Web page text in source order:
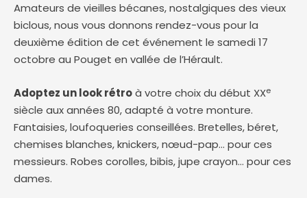
Amateurs de vieilles bécanes, nostalgiques des vieux
biclous, nous vous donnons rendez-vous pour la
deuxième édition de cet événement le samedi 17
octobre au Pouget en vallée de l’Hérault.
Adoptez un look rétroà votre choix du début XXe
siècle aux années 80, adapté à votre monture.
Fantaisies, loufoqueries conseillées. Bretelles, béret,
chemises blanches, knickers, nœud-pap… pour ces
messieurs. Robes corolles, bibis, jupe crayon… pour ces
dames.